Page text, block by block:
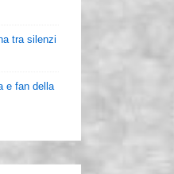
tra silenzi
e fan della